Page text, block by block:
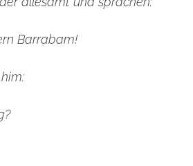
Barrabam!